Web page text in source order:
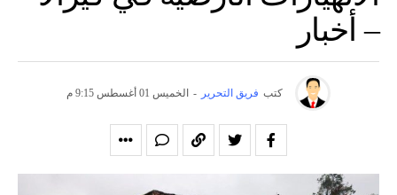
– أخبار
كتب فريق التحرير - الخميس 01 أغسطس 9:15 م